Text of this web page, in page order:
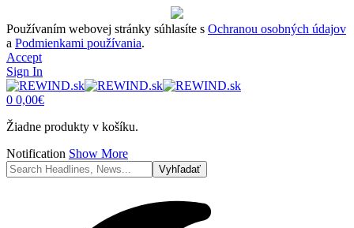
Používaním webovej stránky súhlasíte s Ochranou osobných údajov
a Podmienkami používania.
Accept
Sign In
0 0,00€
Žiadne produkty v košíku.
Notification Show More